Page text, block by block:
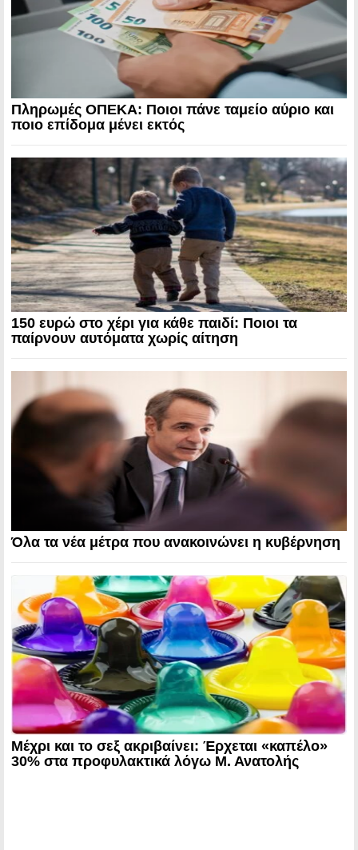
Πληρωμές ΟΠΕΚΑ: Ποιοι πάνε ταμείο αύριο και
ποιο επίδομα μένει εκτός
150 ευρώ στο χέρι για κάθε παιδί: Ποιοι τα
παίρνουν αυτόματα χωρίς αίτηση
Όλα τα νέα μέτρα που ανακοινώνει η κυβέρνηση
Μέχρι και το σεξ ακριβαίνει: Έρχεται «καπέλο»
30% στα προφυλακτικά λόγω Μ. Ανατολής